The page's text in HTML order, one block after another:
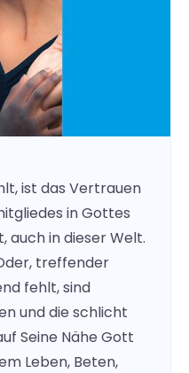
ist das Vertrauen
in Gottes
auch in dieser Welt.
treffender
fehlt, sind
und die schlicht
Seine Nähe Gott
Leben, Beten,